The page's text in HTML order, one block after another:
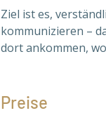
Ziel ist es,
kommunizieren –
dort ankommen,
Preise